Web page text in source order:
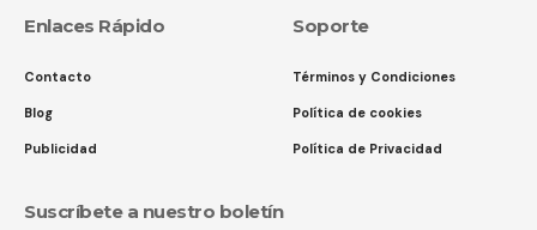
Enlaces Rápido
Contacto
Blog
Publicidad
Soporte
Términos y Condiciones
Política de cookies
Política de Privacidad
Suscríbete a nuestro boletín